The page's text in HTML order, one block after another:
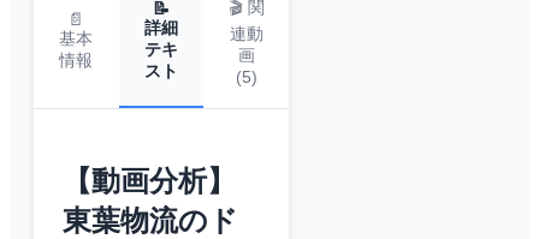
📄
基本
情報
📝
詳細
テキ
スト
🎬 関
連動
画
(5)
【動画分析】
東葉物流のド